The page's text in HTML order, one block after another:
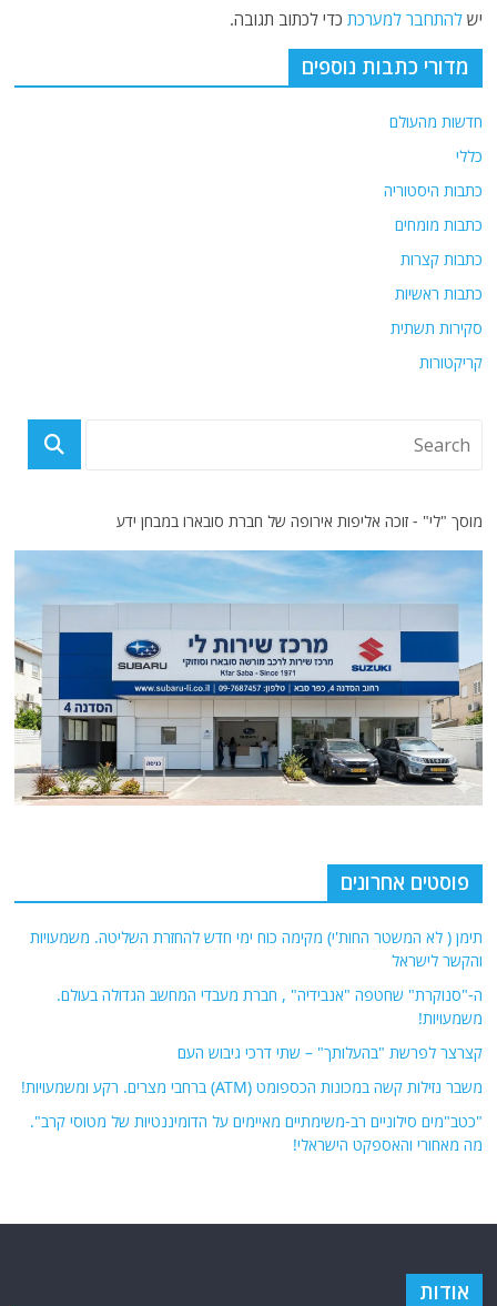
ישלהתחבר למערכת כדי לכתוב תגובה.
מדורי כתבות נוספים
חדשות מהעולם
כללי
כתבות היסטוריה
כתבות מומחים
כתבות קצרות
כתבות ראשיות
סקירות תשתית
קריקטורות
מוסך "לי" - זוכה אליפות אירופה של חברת סובארו במבחן ידע
פוסטים אחרונים
תימן ( לא המשטר החות'י) מקימה כוח ימי חדש להחזרת השליטה. משמעויות
והקשר לישראל
ה-"סנוקרת" שחטפה "אנבידיה" , חברת מעבדי המחשב הגדולה בעולם.
משמעויות!
קצרצר לפרשת "בהעלותך" – שתי דרכי גיבוש העם
משבר נזילות קשה במכונות הכספומט (ATM) ברחבי מצרים. רקע ומשמעויות!
"כטב"מים סילוניים רב-משימתיים מאיימים על הדומיננטיות של מטוסי קרב".
מה מאחורי והאספקט הישראלי!
אודות